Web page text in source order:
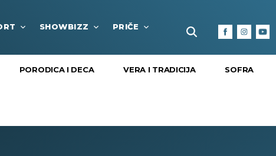
SHOWBIZZ PRIČE FUN BOX KULTURA I
PORODICA I DECA VERA I TRADICIJA SOFRA